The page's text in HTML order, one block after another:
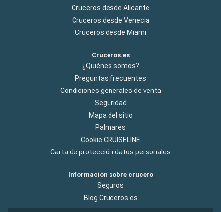
Cruceros desde Alicante
Cruceros desde Venecia
Cruceros desde Miami
Cruceros.es
¿Quiénes somos?
Preguntas frecuentes
Condiciones generales de venta
Seguridad
Mapa del sitio
Palmares
Cookie CRUISELINE
Carta de protección datos personales
Información sobre crucero
Seguros
Blog Cruceros.es